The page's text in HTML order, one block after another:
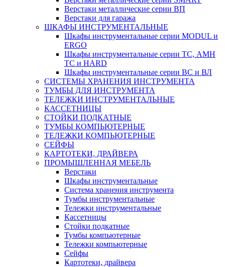
Верстаки металлические серии ВП
Верстаки для гаража
ШКАФЫ ИНСТРУМЕНТАЛЬНЫЕ
Шкафы инструментальные серии MODUL и
ERGO
Шкафы инструментальные серии ТС, АМН
ТС и HARD
Шкафы инструментальные серии ВС и ВЛ
СИСТЕМЫ ХРАНЕНИЯ ИНСТРУМЕНТА
ТУМБЫ ДЛЯ ИНСТРУМЕНТА
ТЕЛЕЖКИ ИНСТРУМЕНТАЛЬНЫЕ
КАССЕТНИЦЫ
СТОЙКИ ПОДКАТНЫЕ
ТУМБЫ КОМПЬЮТЕРНЫЕ
ТЕЛЕЖКИ КОМПЬЮТЕРНЫЕ
СЕЙФЫ
КАРТОТЕКИ, ДРАЙВЕРА
ПРОМЫШЛЕННАЯ МЕБЕЛЬ
Верстаки
Шкафы инструментальные
Система хранения инструмента
Тумбы инструментальные
Тележки инструментальные
Кассетницы
Стойки подкатные
Тумбы компьютерные
Тележки компьютерные
Сейфы
Картотеки, драйвера